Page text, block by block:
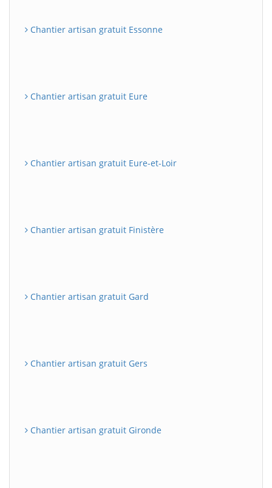
Chantier artisan gratuit Essonne
Chantier artisan gratuit Eure
Chantier artisan gratuit Eure-et-Loir
Chantier artisan gratuit Finistère
Chantier artisan gratuit Gard
Chantier artisan gratuit Gers
Chantier artisan gratuit Gironde